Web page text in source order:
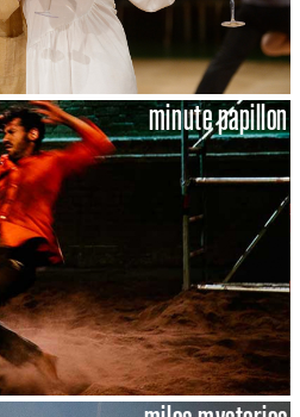
minute papillon